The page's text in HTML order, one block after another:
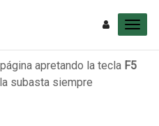
apretando la tecla F5
subasta siempre